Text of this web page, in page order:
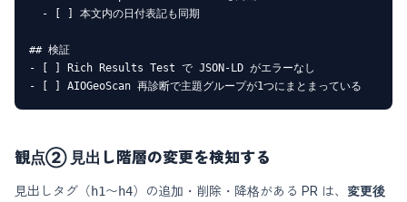
  - [ ] 本文内の日付表記も同期
## 検証
- [ ] Rich Results Test で JSON-LD がエラーなし
- [ ] AIOGeoScan 再診断で主題グループが1つにまとまっている
観点② 見出し階層の変更を検知する
見出しタグ（h1〜h4）の追加・削除・降格がある PR は、 変更後